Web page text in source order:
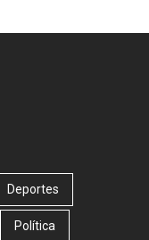
Deportes
Política